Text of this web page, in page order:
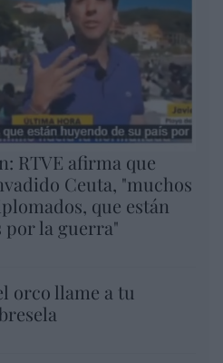
RTVE afirma que
Ceuta, "muchos
que están
por la guerra"
orco llame a tu